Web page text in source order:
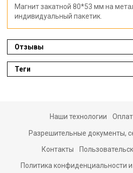
Магнит закатной 80*53 мм на
индивидуальный пакетик.
Отзывы
Теги
Наши технологии
Разрешительные документы,
Контакты
Политика конфиденциальности